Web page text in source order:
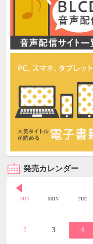
発売カレンダー
SUN MON TUE
2 3 4